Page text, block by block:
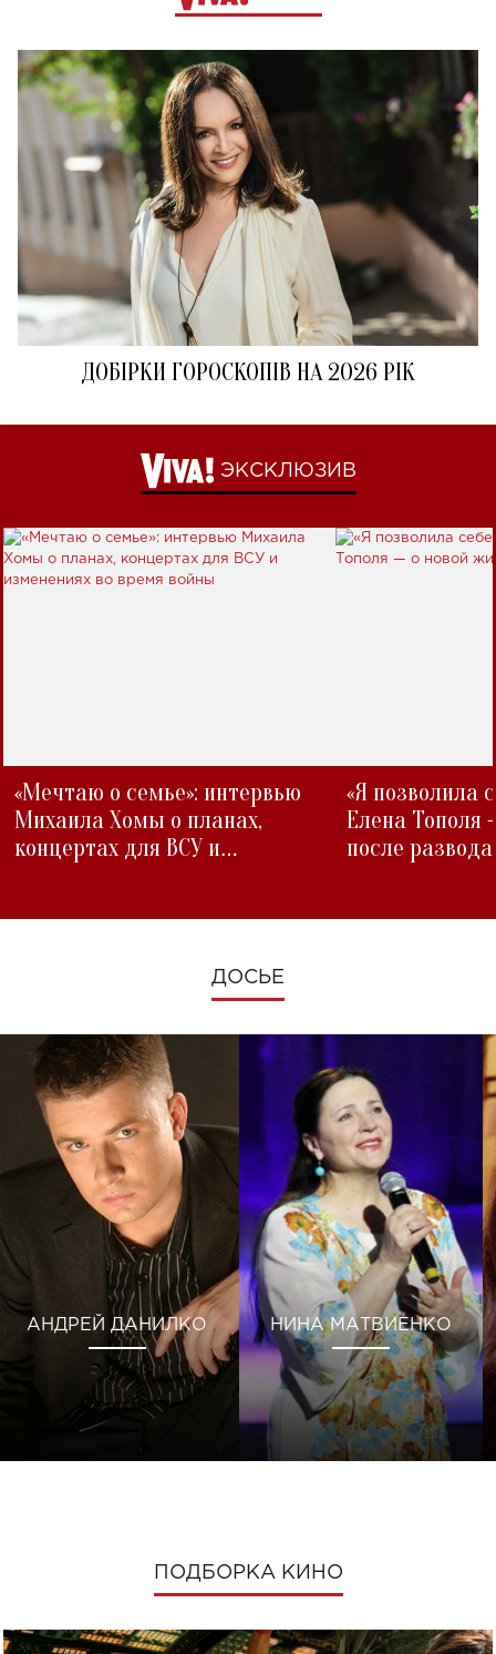
ДОБІРКИ ГОРОСКОПІВ НА 2026 РІК
ЭКСКЛЮЗИВ
«Мечтаю о семье»: интервью
Михаила Хомы о планах,
концертах для ВСУ и
«Я позволила
Елена Тополя
после развода
ДОСЬЕ
АНДРЕЙ ДАНИЛКО НИНА МАТВИЕНКО
ПОДБОРКА КИНО